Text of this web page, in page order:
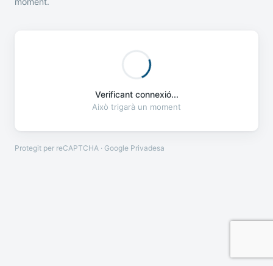
Verificant connexió...
Això trigarà un moment
Protegit per reCAPTCHA · Google Privadesa